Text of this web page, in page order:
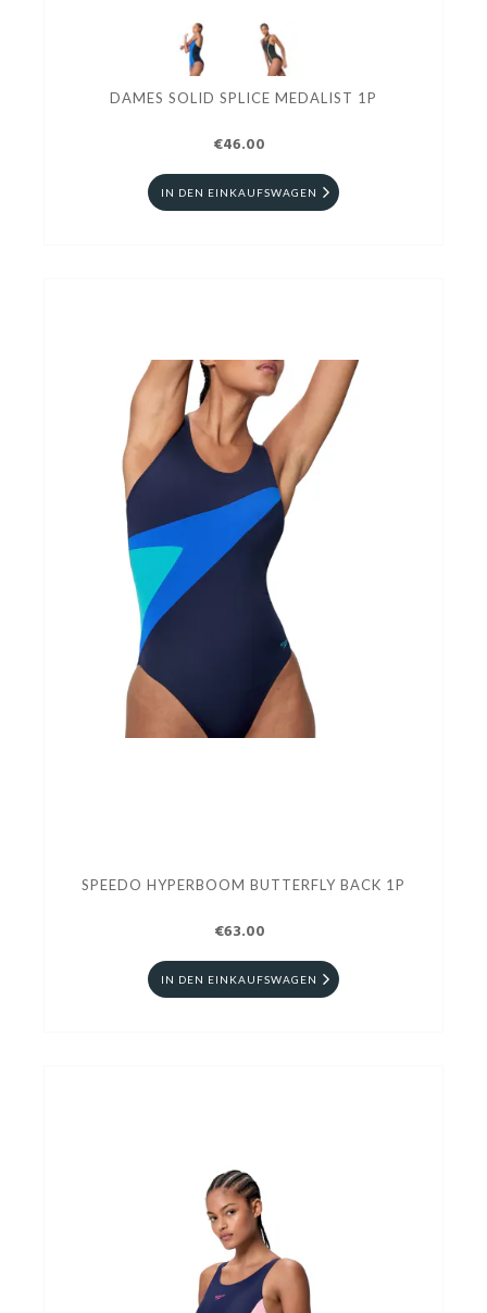
DAMES SOLID SPLICE MEDALIST 1P
€46.00
IN DEN EINKAUFSWAGEN
SPEEDO HYPERBOOM BUTTERFLY BACK 1P
€63.00
IN DEN EINKAUFSWAGEN